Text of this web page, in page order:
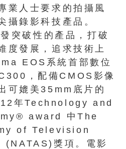
業人士要求的拍攝風
攝錄影科技產品。
突破性的產品，打破
度發展，追求技術上
EOS系統首部數位
，配備CMOS影像
可媲美35mm底片的
年Technology and
award 中The
of Television
獎項。電影